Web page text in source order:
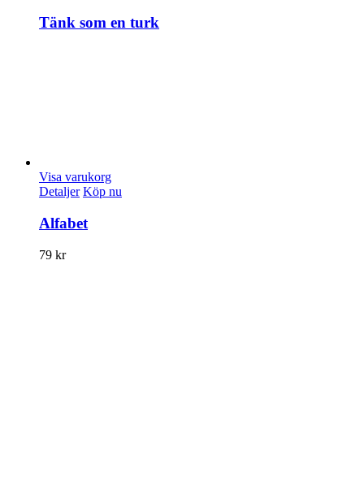
Tänk som en turk
Visa varukorg
Detaljer Köp nu
Alfabet
79 kr